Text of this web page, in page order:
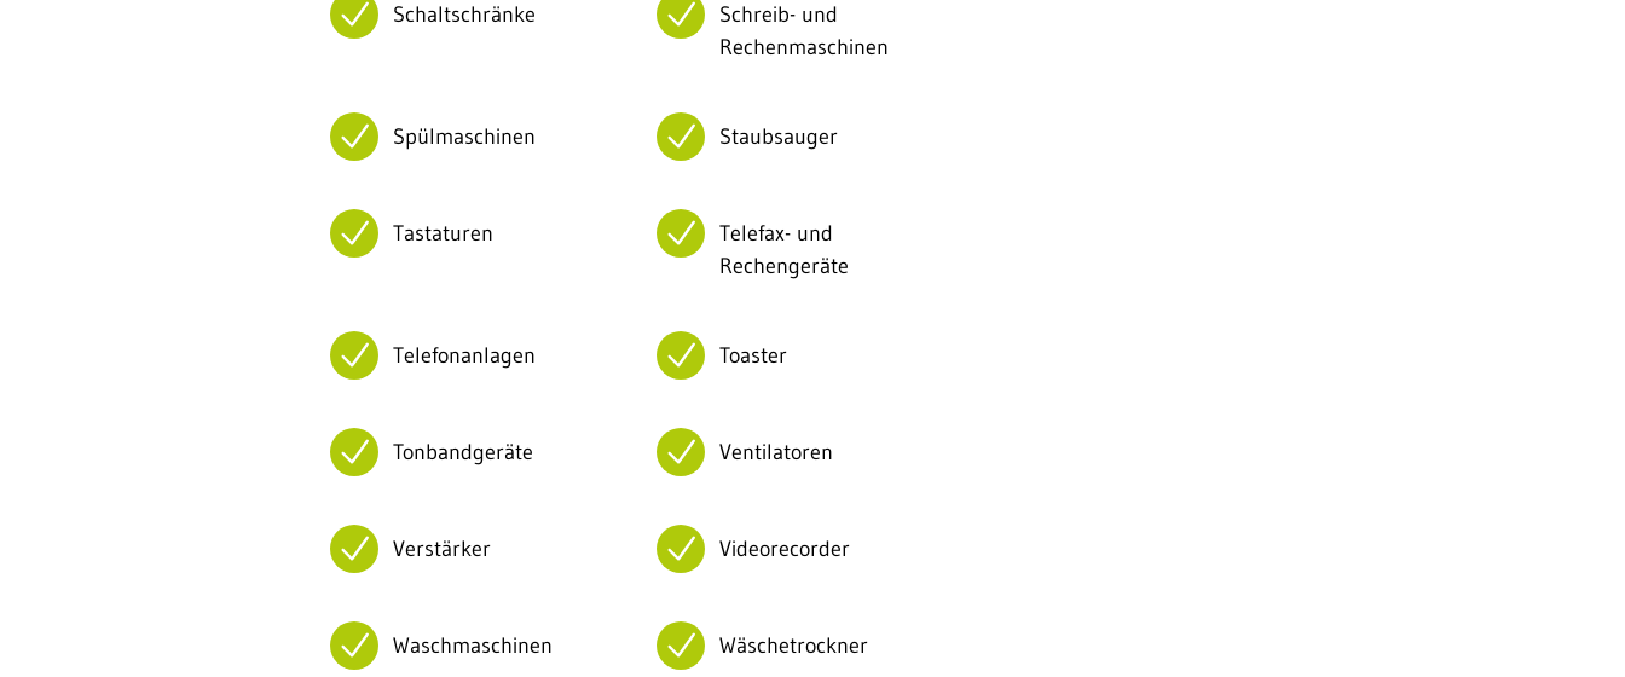
Schaltschränke
Schreib- und
Rechenmaschinen
Spülmaschinen Staubsauger
Tastaturen
Telefax- und
Rechengeräte
Telefonanlagen Toaster
Tonbandgeräte Ventilatoren
Verstärker Videorecorder
Waschmaschinen Wäschetrockner